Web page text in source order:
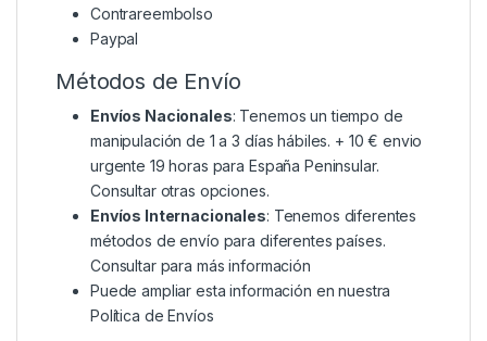
Contrareembolso
Paypal
Métodos de Envío
Envíos Nacionales: Tenemos un tiempo de
manipulación de 1 a 3 días hábiles. + 10 € envio
urgente 19 horas para España Peninsular.
Consultar otras opciones.
Envíos Internacionales: Tenemos diferentes
métodos de envío para diferentes países.
Consultar para más información
Puede ampliar esta información en nuestra
Política de Envíos